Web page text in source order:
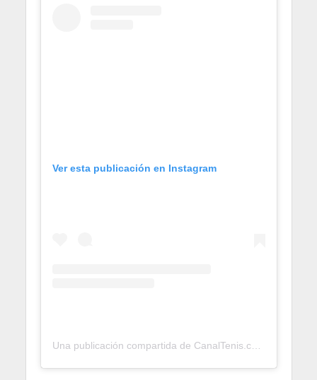
Ver esta publicación en Instagram
Una publicación compartida de CanalTenis.com 🎾 (@canaltenis)